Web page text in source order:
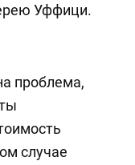
Уффици.
проблема,
случае